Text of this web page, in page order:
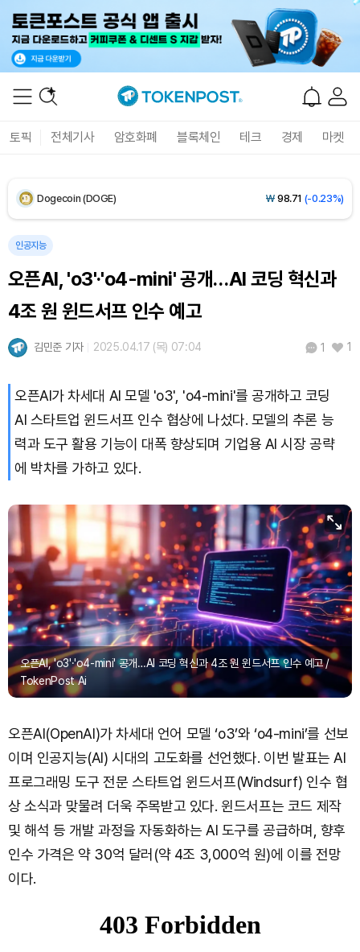
토픽 전체기사 암호화폐 블록체인 테크 경제 마켓
XRP (XRP) ₩ 1,459(-0.05%)
Dogecoin (DOGE) ₩ 98.71 (-0.23%)
Bitcoin (BTC)
인공지능
오픈AI, 'o3'·'o4-mini' 공개…AI 코딩 혁신과
4조 원 윈드서프 인수 예고
김민준 기자 2025.04.17 (목) 07:04 1 1
오픈AI가 차세대 AI 모델 'o3', 'o4-mini'를 공개하고 코딩
AI 스타트업 윈드서프 인수 협상에 나섰다. 모델의 추론 능
력과 도구 활용 기능이 대폭 향상되며 기업용 AI 시장 공략
에 박차를 가하고 있다.
오픈AI, 'o3'·'o4-mini' 공개…AI 코딩 혁신과 4조 원 윈드서프 인수 예고 /
TokenPost Ai
오픈AI(OpenAI)가 차세대 언어 모델 ‘o3’와 ‘o4-mini’를 선보
이며 인공지능(AI) 시대의 고도화를 선언했다. 이번 발표는 AI
프로그래밍 도구 전문 스타트업 윈드서프(Windsurf) 인수 협
상 소식과 맞물려 더욱 주목받고 있다. 윈드서프는 코드 제작
및 해석 등 개발 과정을 자동화하는 AI 도구를 공급하며, 향후
인수 가격은 약 30억 달러(약 4조 3,000억 원)에 이를 전망
이다.